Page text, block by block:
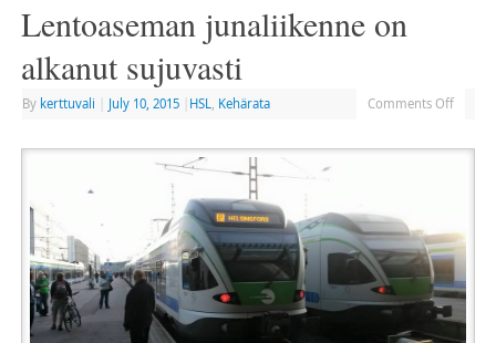
Lentoaseman junaliikenne on
alkanut sujuvasti
By kerttuvali July 10, 2015 HSL, Kehärata Comments Off